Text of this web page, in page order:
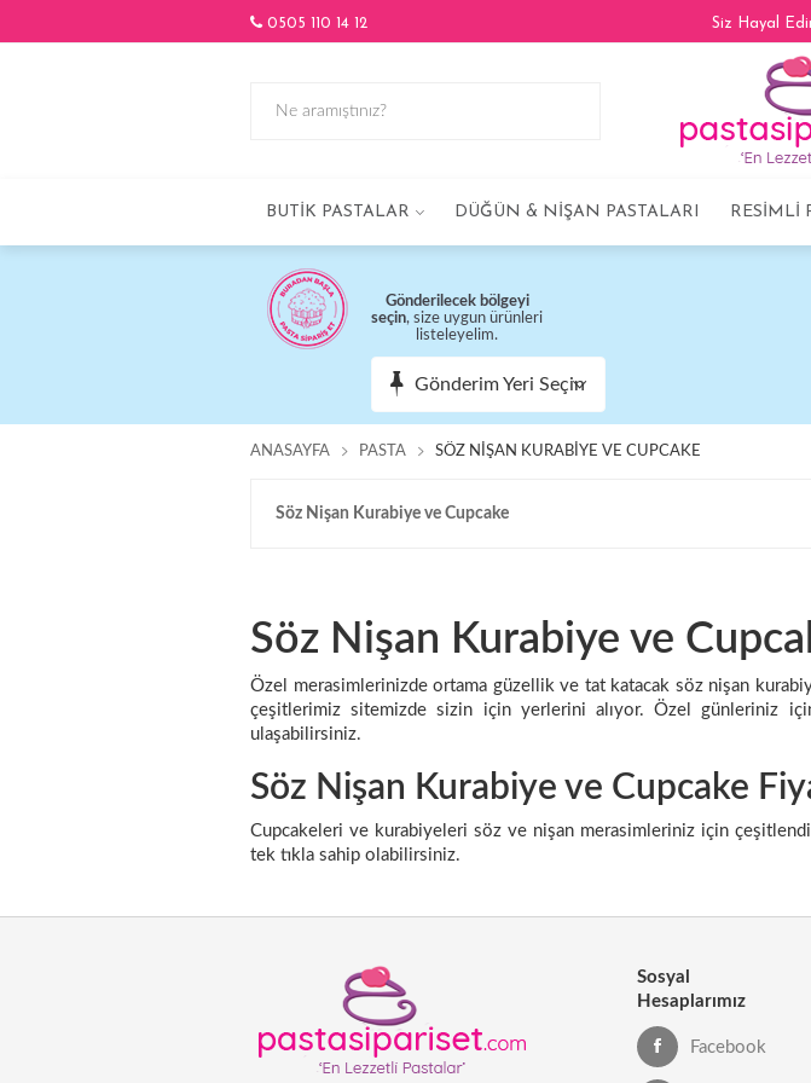
0505 110 14 12 Siz Hayal
BUTIK PASTALAR DÜĞÜN & NIŞAN PASTALARI RESIMLI
Gönderilecek bölgeyi
seçin, size uygun ürünleri
listeleyelim.
Gönderim Yeri Seçin
ANASAYFA PASTA SÖZ NIŞAN KURABIYE VE CUPCAKE
Söz Nişan Kurabiye ve Cupcake
Söz Nişan Kurabiye ve
Özel merasimlerinizde ortama güzellik ve tat katacak söz nişan
çeşitlerimiz sitemizde sizin için yerlerini alıyor. Özel günleriniz
ulaşabilirsiniz.
Söz Nişan Kurabiye ve Cupcake
Cupcakeleri ve kurabiyeleri söz ve nişan merasimleriniz için
tek tıkla sahip olabilirsiniz.
Sosyal
Hesaplarımız
Facebook